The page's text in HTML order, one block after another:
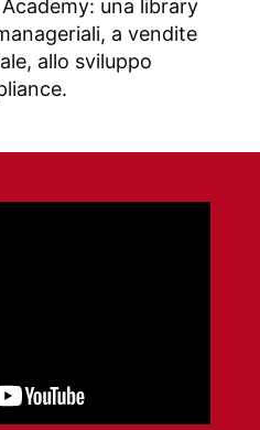
una library
a vendite
allo sviluppo